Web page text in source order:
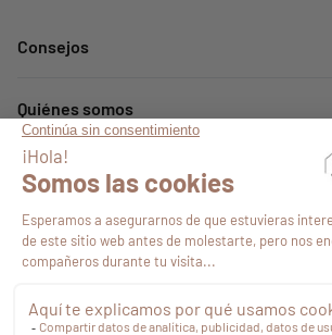
Consejos
Quiénes somos
Servicios
Síguenos en